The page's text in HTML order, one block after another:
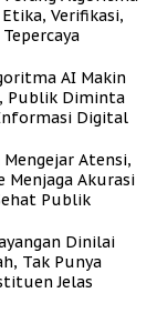
Verifikasi,
AI Makin
Publik Diminta
Digital
Atensi,
Menjaga Akurasi
Publik
Dinilai
Tak Punya
Jelas